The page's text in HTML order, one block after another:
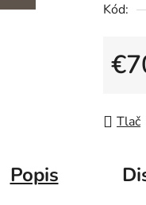
Kód:
Tlač
Popis